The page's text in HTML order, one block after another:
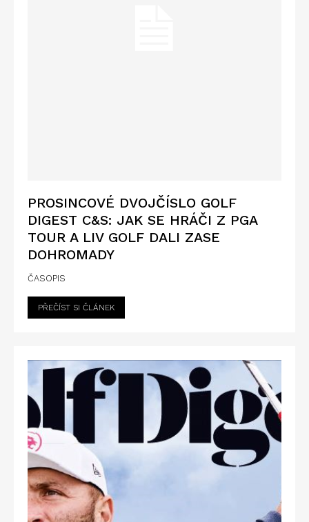
PROSINCOVÉ DVOJČÍSLO GOLF
DIGEST C&S: JAK SE HRÁČI Z PGA
TOUR A LIV GOLF DALI ZASE
DOHROMADY
ČASOPIS
PŘEČÍST SI ČLÁNEK